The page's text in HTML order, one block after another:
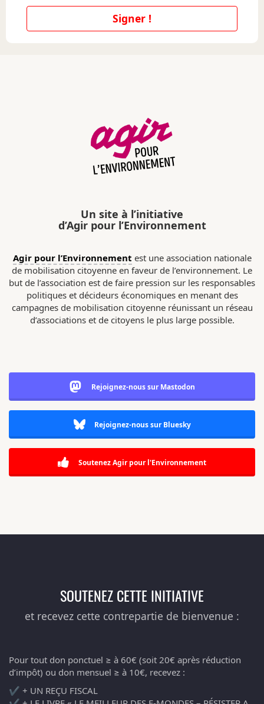
Signer !
Un site à l’initiative
d’Agir pour l’Environnement
Agir pour l’Environnement est une association nationale
de mobilisation citoyenne en faveur de l’environnement. Le
but de l’association est de faire pression sur les responsables
politiques et décideurs économiques en menant des
campagnes de mobilisation citoyenne réunissant un réseau
d’associations et de citoyens le plus large possible.
Rejoignez-nous sur Mastodon
Rejoignez-nous sur Bluesky
Soutenez Agir pour l'Environnement
SOUTENEZ CETTE INITIATIVE
et recevez cette contrepartie de bienvenue :
Pour tout don ponctuel ≥ à 60€ (soit 20€ après réduction
d’impôt) ou don mensuel ≥ à 10€, recevez :
✔️ + UN REÇU FISCAL